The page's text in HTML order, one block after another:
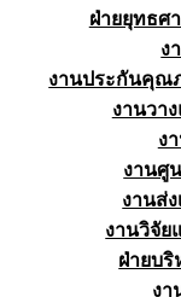
ฝ่ายยุทธศ
ง
งานประกันคุณ
งานวา
ง
งานศู
งานส่
งานวิจั
ฝ่ายบริ
งา